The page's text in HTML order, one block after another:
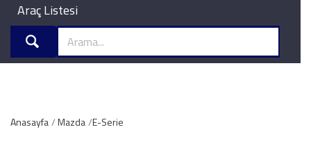
Araç Listesi
Anasayfa Mazda E-Serie